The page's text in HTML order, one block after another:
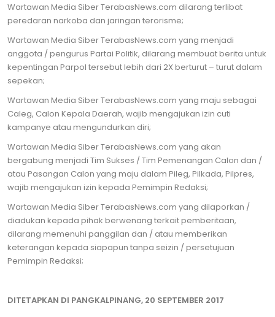
Wartawan Media Siber TerabasNews.com dilarang terlibat
peredaran narkoba dan jaringan terorisme;
Wartawan Media Siber TerabasNews.com yang menjadi
anggota / pengurus Partai Politik, dilarang membuat berita untuk
kepentingan Parpol tersebut lebih dari 2X berturut – turut dalam
sepekan;
Wartawan Media Siber TerabasNews.com yang maju sebagai
Caleg, Calon Kepala Daerah, wajib mengajukan izin cuti
kampanye atau mengundurkan diri;
Wartawan Media Siber TerabasNews.com yang akan
bergabung menjadi Tim Sukses / Tim Pemenangan Calon dan /
atau Pasangan Calon yang maju dalam Pileg, Pilkada, Pilpres,
wajib mengajukan izin kepada Pemimpin Redaksi;
Wartawan Media Siber TerabasNews.com yang dilaporkan /
diadukan kepada pihak berwenang terkait pemberitaan,
dilarang memenuhi panggilan dan / atau memberikan
keterangan kepada siapapun tanpa seizin / persetujuan
Pemimpin Redaksi;
DITETAPKAN DI PANGKALPINANG, 20 SEPTEMBER 2017